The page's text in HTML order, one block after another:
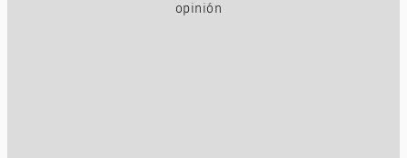
opinión